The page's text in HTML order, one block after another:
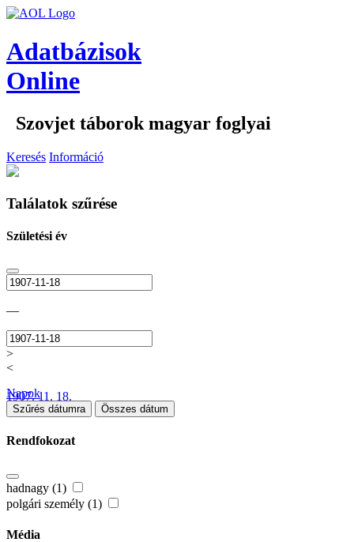
Adatbázisok
Online
Szovjet táborok magyar foglyai
Keresés Információ
Találatok szűrése
Születési év
—
>
<
1907. 11. 18.
Napok
Szűrés dátumra Összes dátum
Rendfokozat
hadnagy (1)
polgári személy (1)
Média